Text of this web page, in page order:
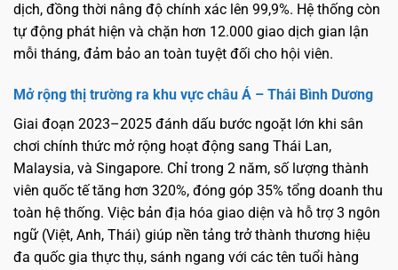
dịch, đồng thời nâng độ chính xác lên 99,9%. Hệ thống còn
tự động phát hiện và chặn hơn 12.000 giao dịch gian lận
mỗi tháng, đảm bảo an toàn tuyệt đối cho hội viên.
Mở rộng thị trường ra khu vực châu Á – Thái Bình Dương
Giai đoạn 2023–2025 đánh dấu bước ngoặt lớn khi sân
chơi chính thức mở rộng hoạt động sang Thái Lan,
Malaysia, và Singapore. Chỉ trong 2 năm, số lượng thành
viên quốc tế tăng hơn 320%, đóng góp 35% tổng doanh thu
toàn hệ thống. Việc bản địa hóa giao diện và hỗ trợ 3 ngôn
ngữ (Việt, Anh, Thái) giúp nền tảng trở thành thương hiệu
đa quốc gia thực thụ, sánh ngang với các tên tuổi hàng